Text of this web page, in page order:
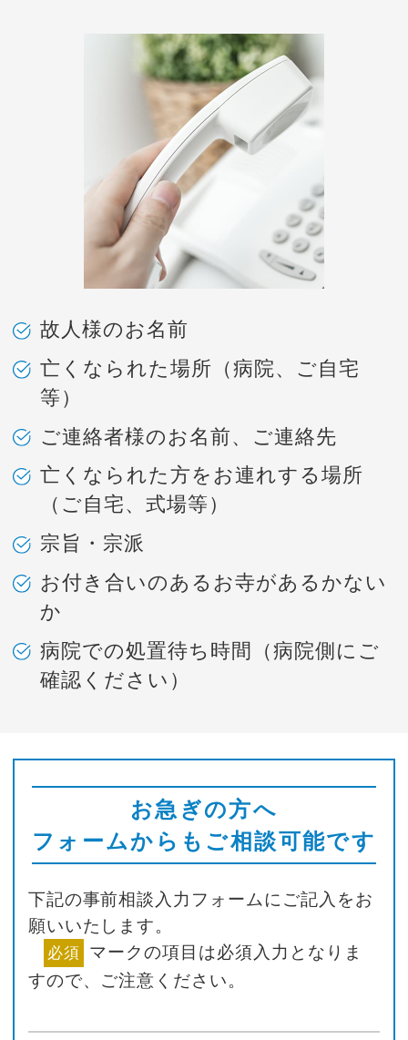
故人様のお名前
亡くなられた場所（病院、ご自宅
等）
ご連絡者様のお名前、ご連絡先
亡くなられた方をお連れする場所
（ご自宅、式場等）
宗旨・宗派
お付き合いのあるお寺があるかない
か
病院での処置待ち時間（病院側にご
確認ください）
お急ぎの方へ
フォームからもご相談可能です
下記の事前相談入力フォームにご記入をお
願いいたします。
必須 マークの項目は必須入力となりま
すので、ご注意ください。